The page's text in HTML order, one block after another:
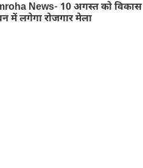
News- 10 अगस्त को विकास
में लगेगा रोजगार मेला